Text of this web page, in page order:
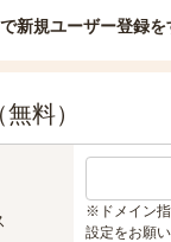
新規ユーザー登録を
料）
※ドメイン指
設定をお願い